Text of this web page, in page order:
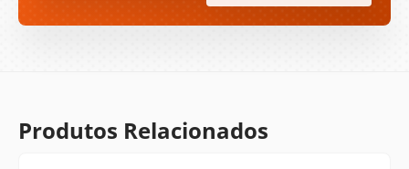
Produtos Relacionados